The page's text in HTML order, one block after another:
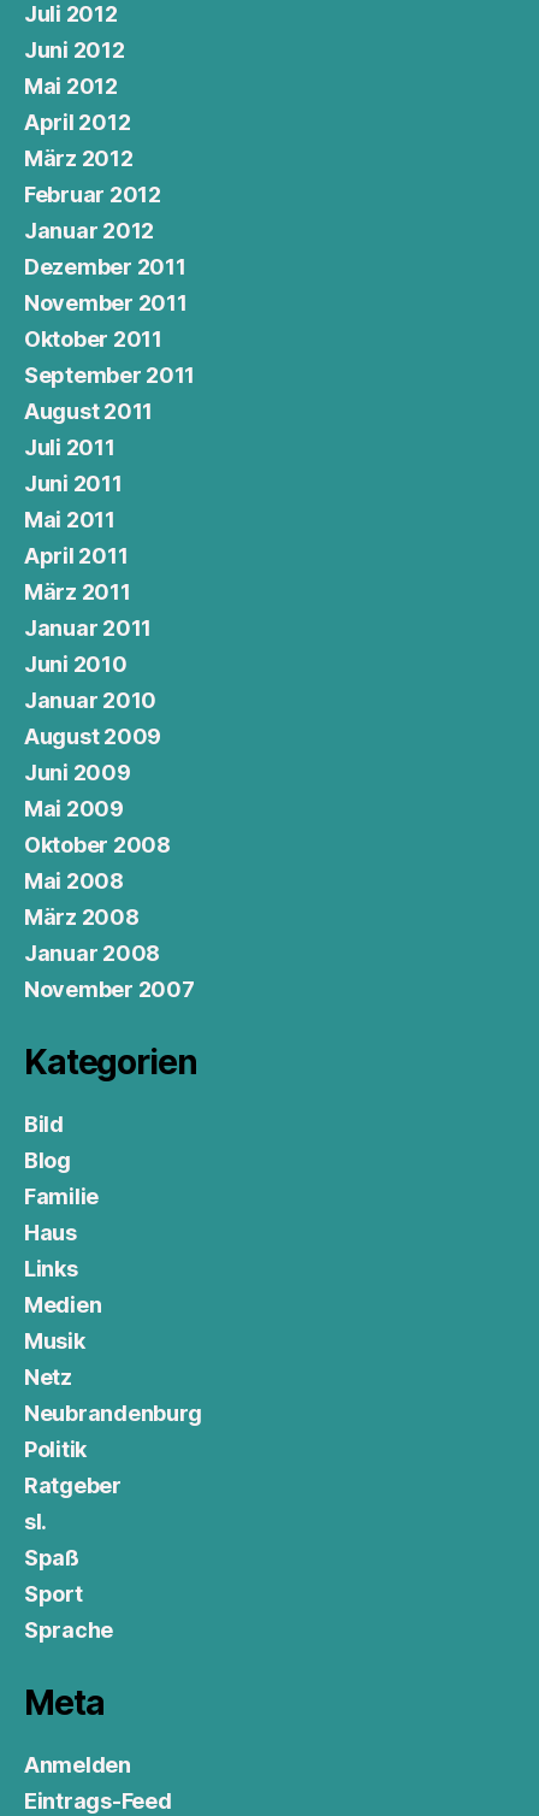
Juli 2012
Juni 2012
Mai 2012
April 2012
März 2012
Februar 2012
Januar 2012
Dezember 2011
November 2011
Oktober 2011
September 2011
August 2011
Juli 2011
Juni 2011
Mai 2011
April 2011
März 2011
Januar 2011
Juni 2010
Januar 2010
August 2009
Juni 2009
Mai 2009
Oktober 2008
Mai 2008
März 2008
Januar 2008
November 2007
Kategorien
Bild
Blog
Familie
Haus
Links
Medien
Musik
Netz
Neubrandenburg
Politik
Ratgeber
sl.
Spaß
Sport
Sprache
Meta
Anmelden
Eintrags-Feed